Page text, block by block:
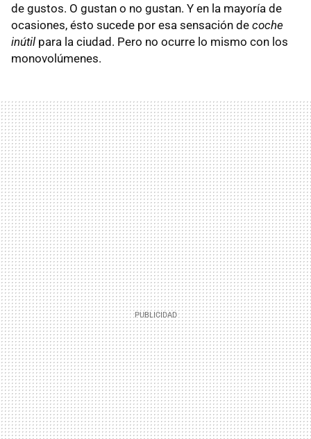
de gustos. O gustan o no gustan. Y en la mayoría de
ocasiones, ésto sucede por esa sensación de coche
inútil para la ciudad. Pero no ocurre lo mismo con los
monovolúmenes.